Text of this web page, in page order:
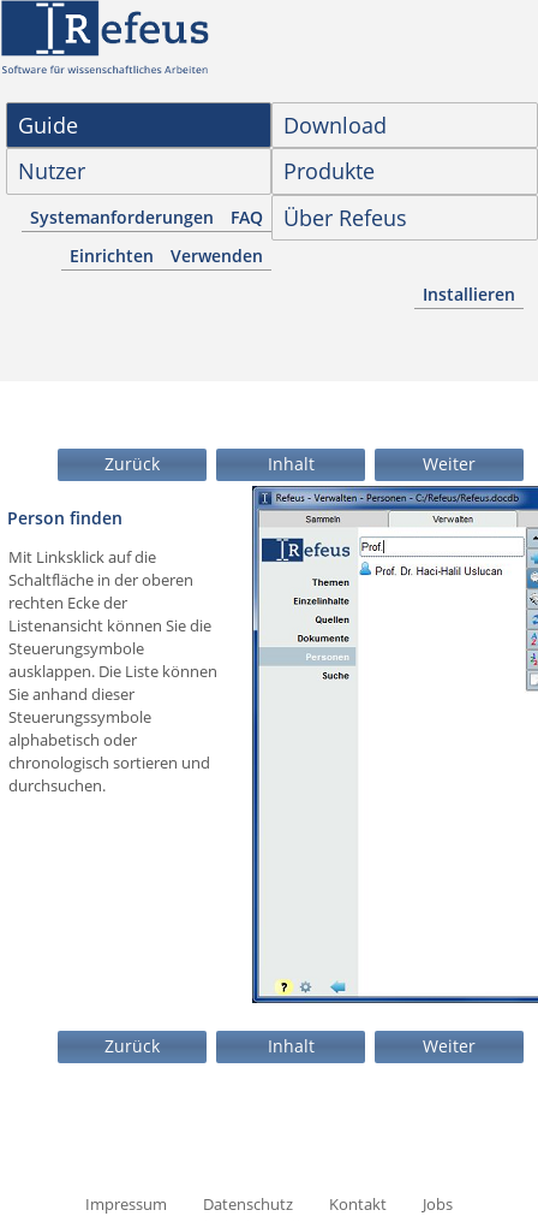
Download
Guide
Produkte
Nutzer
Über Refeus
FAQ
Systemanforderungen
Verwenden
Einrichten
Installieren
Weiter
Inhalt
Zurück
Person finden
Mit Linksklick auf die
Schaltfläche in der oberen
rechten Ecke der
Listenansicht können Sie die
Steuerungsymbole
ausklappen. Die Liste können
Sie anhand dieser
Steuerungssymbole
alphabetisch oder
chronologisch sortieren und
durchsuchen.
Weiter
Inhalt
Zurück
Impressum Datenschutz Kontakt Jobs